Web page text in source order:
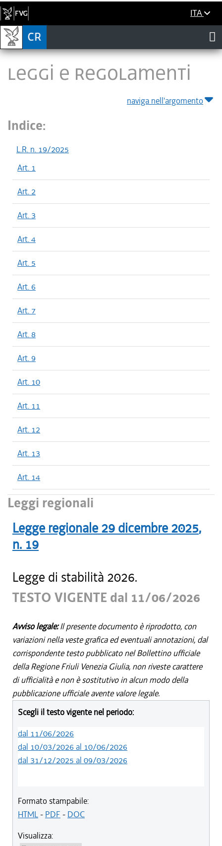
ITA
LEGGI E REGOLAMENTI
naviga nell'argomento
Indice:
L.R. n. 19/2025
Art. 1
Art. 2
Art. 3
Art. 4
Art. 5
Art. 6
Art. 7
Art. 8
Art. 9
Art. 10
Art. 11
Art. 12
Art. 13
Art. 14
Leggi regionali
Legge regionale 29 dicembre 2025,
n. 19
Legge di stabilità 2026.
TESTO VIGENTE dal 11/06/2026
Avviso legale:Il presente documento è riprodotto, con
variazioni nella veste grafica ed eventuali annotazioni, dal
corrispondente testo pubblicato nel Bollettino ufficiale
della Regione Friuli Venezia Giulia, non riveste carattere
di ufficialità e non è sostitutivo in alcun modo della
pubblicazione ufficiale avente valore legale.
Scegli il testo vigente nel periodo:
dal 11/06/2026
dal 10/03/2026 al 10/06/2026
dal 31/12/2025 al 09/03/2026
Formato stampabile:
HTML- PDF - DOC
Visualizza: